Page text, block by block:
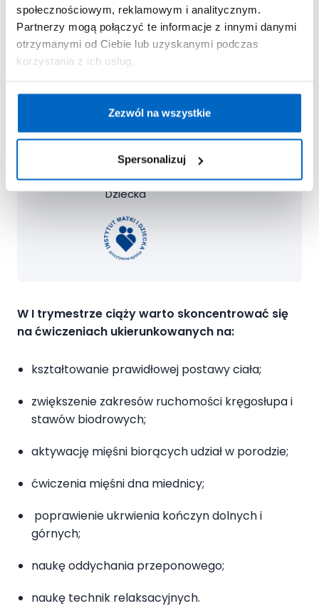
społecznościowym, reklamowym i analitycznym.
Partnerzy mogą połączyć te informacje z innymi danymi
otrzymanymi od Ciebie lub uzyskanymi podczas
korzystania z ich usług.
Zezwól na wszystkie
Spersonalizuj
może zniechęcać do podejmowania
większego wysiłku. Dlatego ćwiczenia warto
dobierać w każdym przypadku
indywidualnie.
Teresa Orlik
Zakładu Usprawniania
Leczniczego, Instytut Matki i
Dziecka
W I trymestrze ciąży warto skoncentrować się
na ćwiczeniach ukierunkowanych na:
kształtowanie prawidłowej postawy ciała;
zwiększenie zakresów ruchomości kręgosłupa i
stawów biodrowych;
aktywację mięśni biorących udział w porodzie;
ćwiczenia mięśni dna miednicy;
poprawienie ukrwienia kończyn dolnych i
górnych;
naukę oddychania przeponowego;
naukę technik relaksacyjnych.